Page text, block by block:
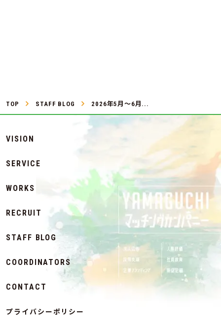
TOP STAFF BLOG 2026年5月～6月...
VISION
SERVICE
WORKS
RECRUIT
STAFF BLOG
COORDINATORS
CONTACT
プライバシーポリシー